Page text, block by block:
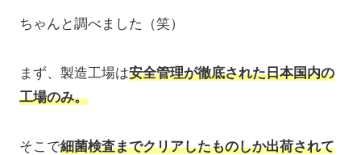
ちゃんと調べました（笑）
まず、製造工場は安全管理が徹底された日本国内の
工場のみ。
そこで細菌検査までクリアしたものしか出荷されて